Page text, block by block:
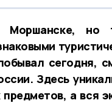
но
сегодня,
Здесь
предметов, а вся